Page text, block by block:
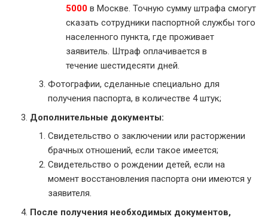
5000 в Москве. Точную сумму штрафа смогут
сказать сотрудники паспортной службы того
населенного пункта, где проживает
заявитель. Штраф оплачивается в
течение шестидесяти дней.
Фотографии, сделанные специально для
получения паспорта, в количестве 4 штук;
Дополнительные документы:
Свидетельство о заключении или расторжении
брачных отношений, если такое имеется;
Свидетельство о рождении детей, если на
момент восстановления паспорта они имеются у
заявителя.
После получения необходимых документов,